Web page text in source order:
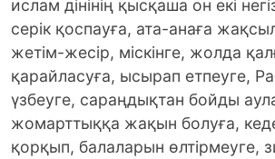
ислам дінінің қысқаша он екі
серік қоспауға, ата-анаға
жетім-жесір, міскінге, жолда
қарайласуға, ысырап етпеуге,
үзбеуге, сараңдықтан бойды
жомарттыққа жақын болуға,
қорқып, балаларын өлтірмеуге,